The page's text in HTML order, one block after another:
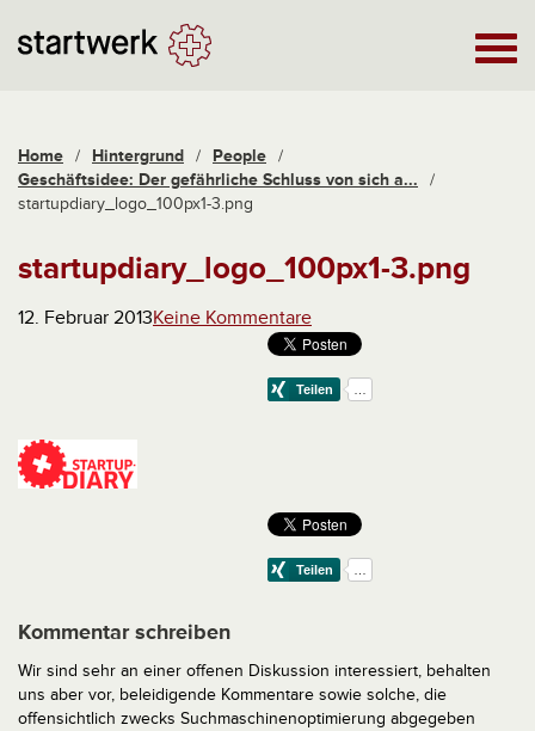
Home / Hintergrund / People /
Geschäftsidee: Der gefährliche Schluss von sich a...
/
startupdiary_logo_100px1-3.png
startupdiary_logo_100px1-3.png
12. Februar 2013Keine Kommentare
Kommentar schreiben
Wir sind sehr an einer offenen Diskussion interessiert, behalten
uns aber vor, beleidigende Kommentare sowie solche, die
offensichtlich zwecks Suchmaschinenoptimierung abgegeben